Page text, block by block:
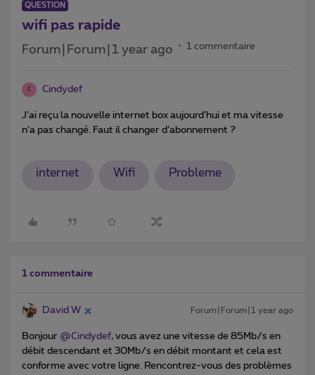
QUESTION
wifi pas rapide
Forum|Forum|1 year ago 1 commentaire
C Cindydef
J’ai reçu la nouvelle internet box aujourd’hui et ma vitesse
n’a pas changé. Faut il changer d’abonnement ?
internet Wifi Probleme
1 commentaire
David W Forum|Forum|1 year ago
Bonjour ​ @Cindydef, vous avez une vitesse de 85Mb/s en
débit descendant et 30Mb/s en débit montant et cela est
conforme avec votre ligne. Rencontrez-vous des problèmes